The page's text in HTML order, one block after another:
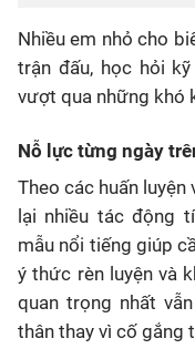
Nhiều em nhỏ cho
trận đấu, học hỏi
vượt qua những khó
Nỗ lực từng ngày
Theo các huấn
lại nhiều tác động
mẫu nổi tiếng giúp
ý thức rèn luyện và
quan trọng nhất
thân thay vì cố gắng